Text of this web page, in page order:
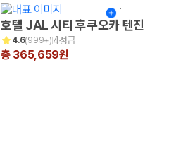
호텔 JAL 시티 후쿠오카 텐진
4.6(999+)4성급
총 365,659원